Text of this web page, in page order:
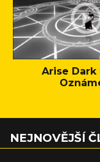
Arise Dark
NEJNOVĚJŠÍ